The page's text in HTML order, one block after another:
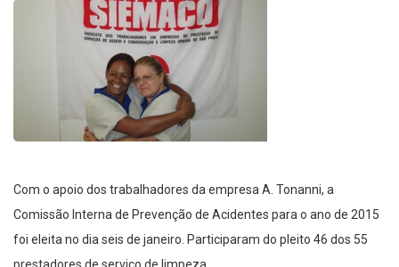
Com o apoio dos trabalhadores da empresa A. Tonanni, a
Comissão Interna de Prevenção de Acidentes para o ano de 2015
foi eleita no dia seis de janeiro. Participaram do pleito 46 dos 55